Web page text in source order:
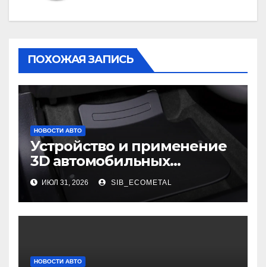
ПОХОЖАЯ ЗАПИСЬ
НОВОСТИ АВТО
Устройство и применение
3D автомобильных
ковриков
ИЮЛ 31, 2026 SIB_ECOMETAL
НОВОСТИ АВТО